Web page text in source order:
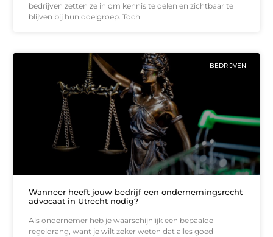
bedrijven zetten ze in om kennis te delen en zichtbaar te
blijven bij hun doelgroep. Toch
BEDRIJVEN
Wanneer heeft jouw bedrijf een ondernemingsrecht
advocaat in Utrecht nodig?
Als ondernemer heb je waarschijnlijk een bepaalde
regeldrang, want je wilt zeker weten dat alles goed